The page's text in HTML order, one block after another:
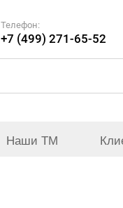
Телефон:
+7 (499) 271-65-52
Наши ТМ